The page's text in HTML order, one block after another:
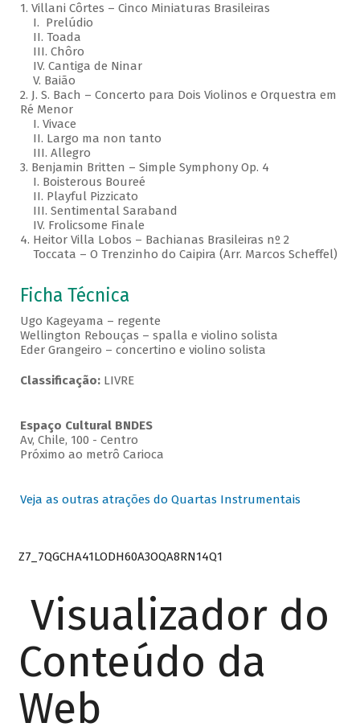
1. Villani Côrtes – Cinco Miniaturas Brasileiras
I. Prelúdio
II. Toada
III. Chôro
IV. Cantiga de Ninar
V. Baião
2. J. S. Bach – Concerto para Dois Violinos e Orquestra em
Ré Menor
I. Vivace
II. Largo ma non tanto
III. Allegro
3. Benjamin Britten – Simple Symphony Op. 4
I. Boisterous Boureé
II. Playful Pizzicato
III. Sentimental Saraband
IV. Frolicsome Finale
4. Heitor Villa Lobos – Bachianas Brasileiras nº 2
Toccata – O Trenzinho do Caipira (Arr. Marcos Scheffel)
Ficha Técnica
Ugo Kageyama – regente
Wellington Rebouças – spalla e violino solista
Eder Grangeiro – concertino e violino solista
Classificação: LIVRE
Espaço Cultural BNDES
Av, Chile, 100 - Centro
Próximo ao metrô Carioca
Veja as outras atrações do Quartas Instrumentais
Z7_7QGCHA41LODH60A3OQA8RN14Q1
Visualizador do
Conteúdo da
Web